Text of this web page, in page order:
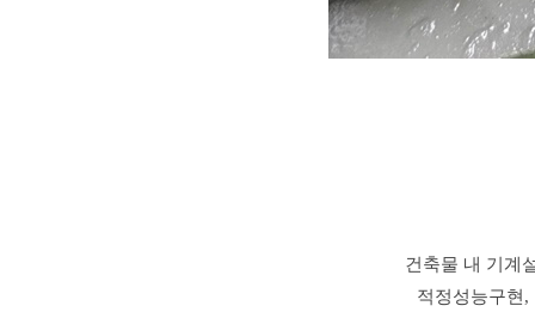
건축물 내 기계
적정성능구현